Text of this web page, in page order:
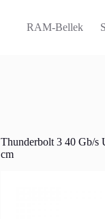
RAM-Bellek
Thunderbolt 3 40 Gb/s
cm